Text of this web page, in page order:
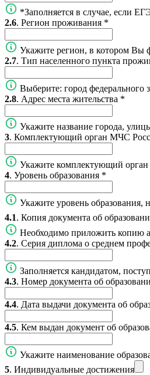
*Заполняется в случае, если
2.6. Регион проживания *
Укажите регион, в котором Вы
2.7. Тип населенного пункта
Выберите: город федерального
2.8. Адрес места жительства *
Укажите название города,
3. Комплектующий орган МЧС
Укажите комплектующий
4. Уровень образования *
Укажите уровень образования,
4.1. Копия документа об
Необходимо приложить копию
4.2. Серия диплома о среднем
Заполняется кандидатом,
4.3. Номер документа об
4.4. Дата выдачи документа об
4.5. Кем выдан документ об
Укажите наименование
5. Индивидуальные достижения